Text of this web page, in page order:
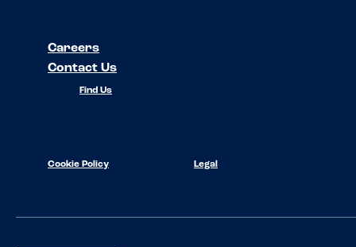
Careers
Contact Us
Find Us
Cookie Policy Legal